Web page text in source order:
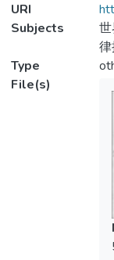
URI
Subjects
Type
File(s)